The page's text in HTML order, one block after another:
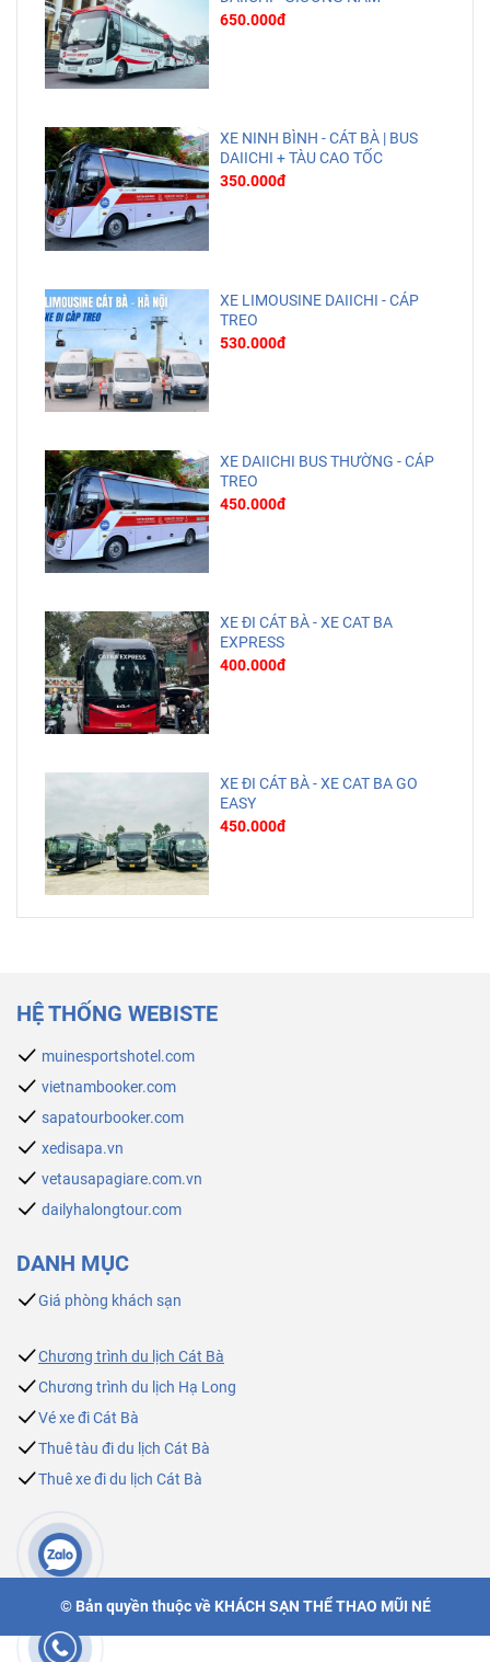
650.000đ
XE NINH BÌNH - CÁT BÀ | BUS
DAIICHI + TÀU CAO TỐC
350.000đ
XE LIMOUSINE DAIICHI - CÁP
TREO
530.000đ
XE DAIICHI BUS THƯỜNG - CÁP
TREO
450.000đ
XE ĐI CÁT BÀ - XE CAT BA
EXPRESS
400.000đ
XE ĐI CÁT BÀ - XE CAT BA GO
EASY
450.000đ
HỆ THỐNG WEBISTE
muinesportshotel.com
vietnambooker.com
sapatourbooker.com
xedisapa.vn
vetausapagiare.com.vn
dailyhalongtour.com
DANH MỤC
Giá phòng khách sạn
Chương trình du lịch Cát Bà
Chương trình du lịch Hạ Long
Vé xe đi Cát Bà
Thuê tàu đi du lịch Cát Bà
Thuê xe đi du lịch Cát Bà
© Bản quyền thuộc về KHÁCH SẠN THỂ THAO MŨI NÉ